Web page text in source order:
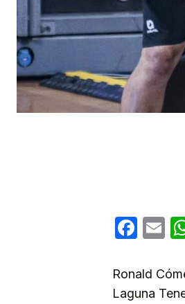
Ronald
Laguna